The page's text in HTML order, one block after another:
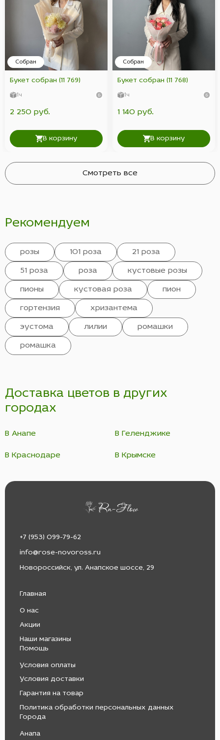
Собран
Букет собран (11 769)
1ч
2 250 руб.
В корзину
Собран
Букет собран (11 768)
1ч
1 140 руб.
В корзину
Смотреть все
Рекомендуем
розы 101 роза 21 роза
51 роза роза кустовые розы
пионы кустовая роза пион
гортензия хризантема
эустома лилии ромашки
ромашка
Доставка цветов в других
городах
В Анапе В Геленджике
В Краснодаре В Крымске
+7 (953) 099-79-62
info@rose-novoross.ru
Новороссийск, ул. Анапское шоссе, 29
Главная
О нас
Акции
Наши магазины
Помощь
Условия оплаты
Условия доставки
Гарантия на товар
Политика обработки персональных данных
Города
Анапа